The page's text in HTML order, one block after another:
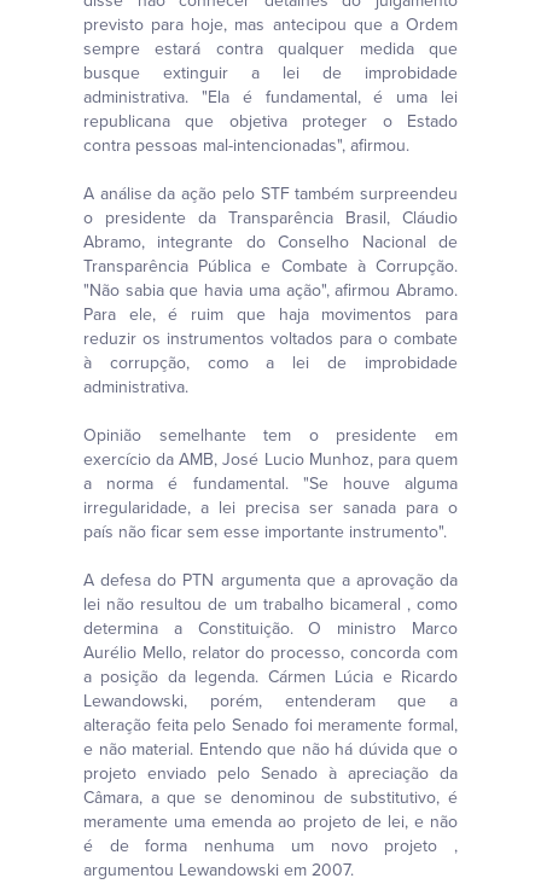
previsto para hoje, mas antecipou que a Ordem
sempre estará contra qualquer medida que
busque extinguir a lei de improbidade
administrativa. "Ela é fundamental, é uma lei
republicana que objetiva proteger o Estado
contra pessoas mal-intencionadas", afirmou.
A análise da ação pelo STF também surpreendeu
o presidente da Transparência Brasil, Cláudio
Abramo, integrante do Conselho Nacional de
Transparência Pública e Combate à Corrupção.
"Não sabia que havia uma ação", afirmou Abramo.
Para ele, é ruim que haja movimentos para
reduzir os instrumentos voltados para o combate
à corrupção, como a lei de improbidade
administrativa.
Opinião semelhante tem o presidente em
exercício da AMB, José Lucio Munhoz, para quem
a norma é fundamental. "Se houve alguma
irregularidade, a lei precisa ser sanada para o
país não ficar sem esse importante instrumento".
A defesa do PTN argumenta que a aprovação da
lei não resultou de um trabalho bicameral , como
determina a Constituição. O ministro Marco
Aurélio Mello, relator do processo, concorda com
a posição da legenda. Cármen Lúcia e Ricardo
Lewandowski, porém, entenderam que a
alteração feita pelo Senado foi meramente formal,
e não material. Entendo que não há dúvida que o
projeto enviado pelo Senado à apreciação da
Câmara, a que se denominou de substitutivo, é
meramente uma emenda ao projeto de lei, e não
é de forma nenhuma um novo projeto ,
argumentou Lewandowski em 2007.